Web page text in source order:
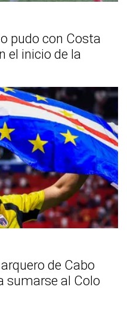
pudo con Costa
el inicio de la
de Cabo
sumarse al Colo